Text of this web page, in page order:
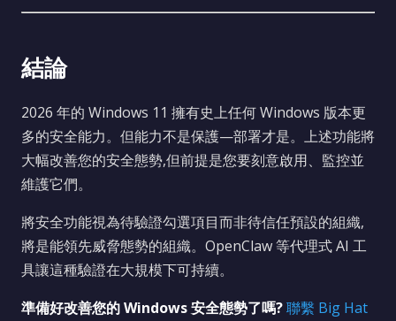
結論
2026 年的 Windows 11 擁有史上任何 Windows 版本更
多的安全能力。但能力不是保護—部署才是。上述功能將
大幅改善您的安全態勢,但前提是您要刻意啟用、監控並
維護它們。
將安全功能視為待驗證勾選項目而非待信任預設的組織,
將是能領先威脅態勢的組織。OpenClaw 等代理式 AI 工
具讓這種驗證在大規模下可持續。
準備好改善您的 Windows 安全態勢了嗎?聯繫 Big Hat